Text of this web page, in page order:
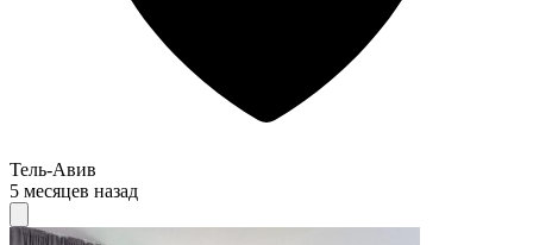
Тель-Авив
5 месяцев назад